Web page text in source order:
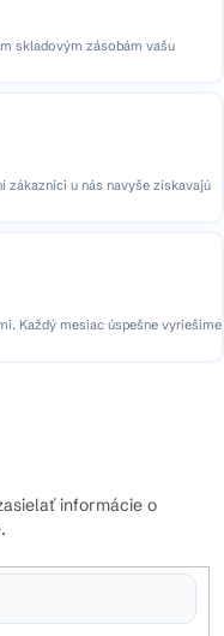
skladovým zásobám vašu
zákazníci u nás navyše získavajú
Každý mesiac úspešne vyriešime
informácie o